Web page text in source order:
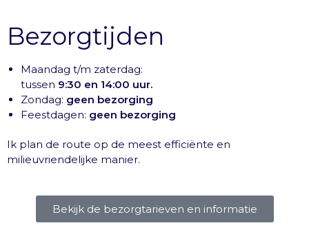
Bezorgtijden
Maandag t/m zaterdag:
tussen 9:30 en 14:00 uur.
Zondag: geen bezorging
Feestdagen: geen bezorging
Ik plan de route op de meest efficiënte en
milieuvriendelijke manier.
Bekijk de bezorgtarieven en informatie